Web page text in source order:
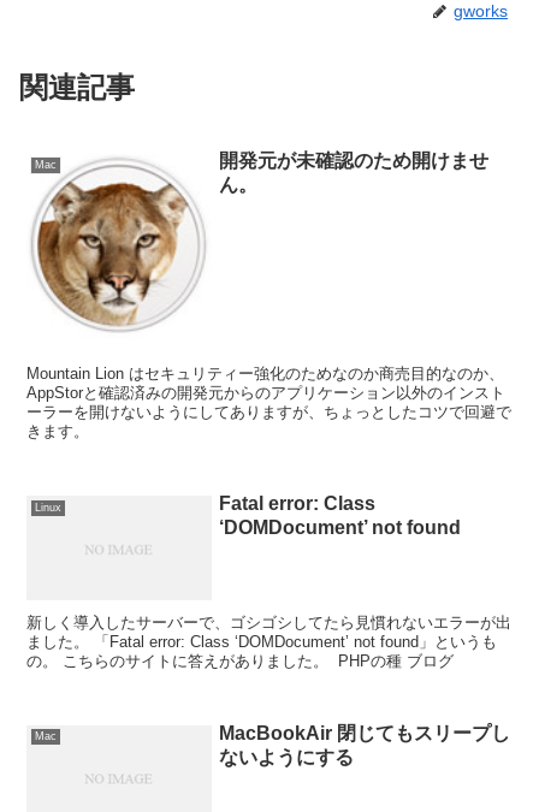
gworks
関連記事
Mac
開発元が未確認のため開けませ
ん。
Mountain Lion はセキュリティー強化のためなのか商売目的なのか、
AppStorと確認済みの開発元からのアプリケーション以外のインスト
ーラーを開けないようにしてありますが、ちょっとしたコツで回避で
きます。
Linux
Fatal error: Class
‘DOMDocument’ not found
新しく導入したサーバーで、ゴシゴシしてたら見慣れないエラーが出
ました。 「Fatal error: Class ‘DOMDocument’ not found」というも
の。 こちらのサイトに答えがありました。 PHPの種 ブログ
Mac
MacBookAir 閉じてもスリープし
ないようにする